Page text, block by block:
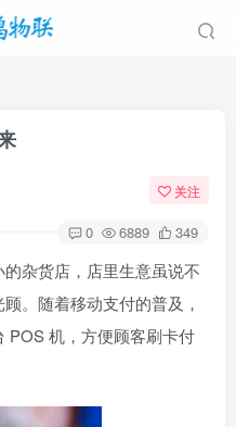
关注
0 6889 349
杂货店，店里生意虽说不
。随着移动支付的普及，
POS 机，方便顾客刷卡付